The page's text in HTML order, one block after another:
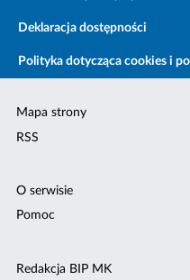
Deklaracja dostępności
Polityka dotycząca cookies i
Mapa strony
RSS
O serwisie
Pomoc
Redakcja BIP MK